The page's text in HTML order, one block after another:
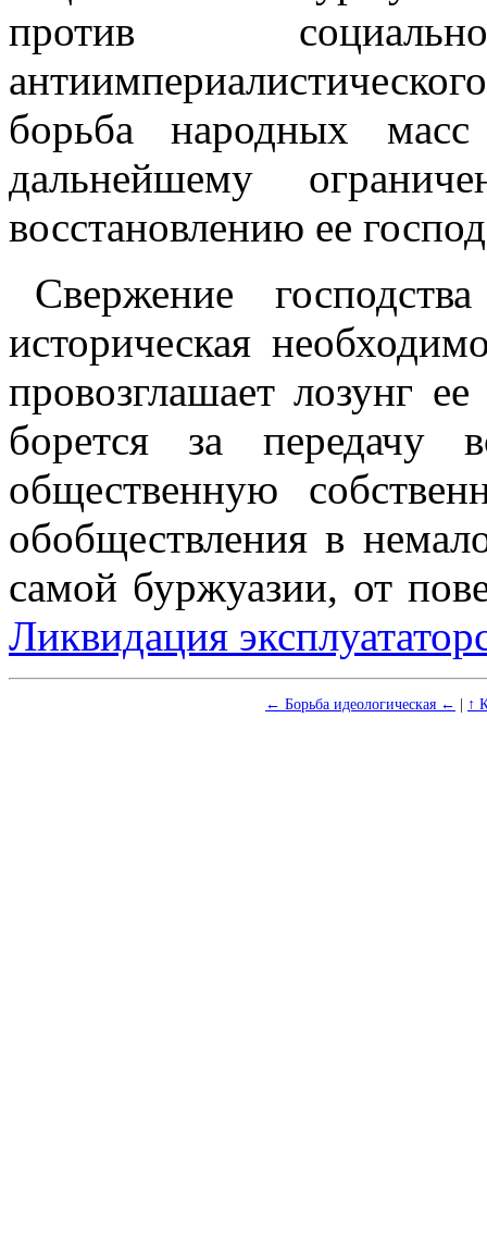
против
борьба народных
дальнейшему
восстановлению ее
Свержение
историческая
провозглашает лозунг
борется за передачу
общественную
обобществления в
самой буржуазии, от
Ликвидация
← Борьба идеологическая ← | ↑